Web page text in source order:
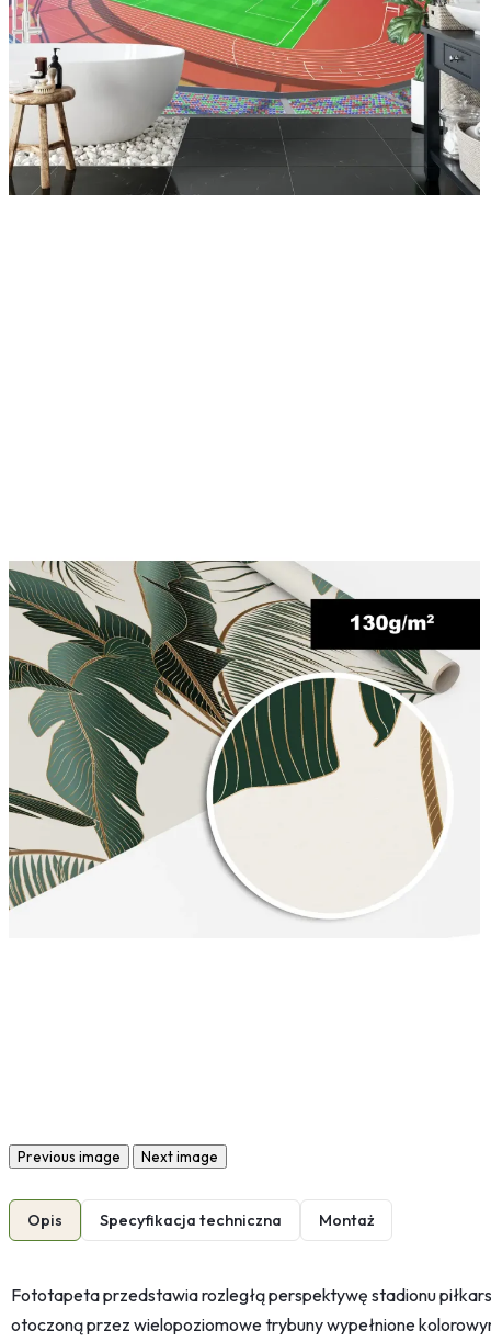
Previous image Next image
Opis Specyfikacja techniczna Montaż
Fototapeta przedstawia rozległą perspektywę stadionu
otoczoną przez wielopoziomowe trybuny wypełnione